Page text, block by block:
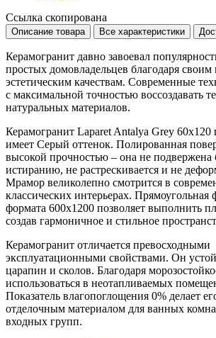
Ссылка скопирована
Описание товара Все характеристики
Керамогранит давно завоевал
простых домовладельцев благодаря
эстетическим качествам. Современные
с максимальной точностью воссоздавать
натуральных материалов.
Керамогранит Laparet Antalya Grey 60х120
имеет Серый оттенок. Полированная
высокой прочностью – она не подвержена
истиранию, не растрескивается и не
Мрамор великолепно смотрится в
классических интерьерах. Прямоугольная
формата 600x1200 позволяет выполнить
создав гармоничное и стильное
Керамогранит отличается превосходными
эксплуатационными свойствами. Он
царапин и сколов. Благодаря
использоваться в неотапливаемых
Показатель влагопоглощения 0% делает
отделочным материалом для ванных
входных групп.